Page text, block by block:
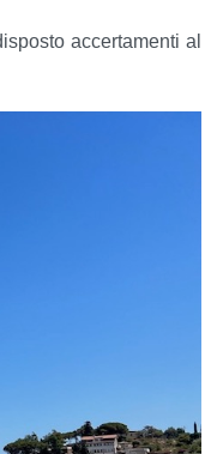
accertamenti al